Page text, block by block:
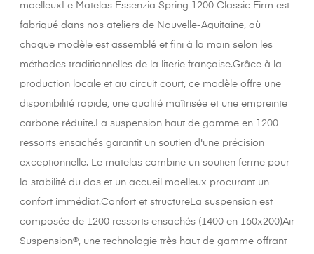
moelleuxLe Matelas Essenzia Spring 1200 Classic Firm est
fabriqué dans nos ateliers de Nouvelle-Aquitaine, où
chaque modèle est assemblé et fini à la main selon les
méthodes traditionnelles de la literie française.Grâce à la
production locale et au circuit court, ce modèle offre une
disponibilité rapide, une qualité maîtrisée et une empreinte
carbone réduite.La suspension haut de gamme en 1200
ressorts ensachés garantit un soutien d'une précision
exceptionnelle. Le matelas combine un soutien ferme pour
la stabilité du dos et un accueil moelleux procurant un
confort immédiat.Confort et structureLa suspension est
composée de 1200 ressorts ensachés (1400 en 160x200)Air
Suspension®, une technologie très haut de gamme offrant